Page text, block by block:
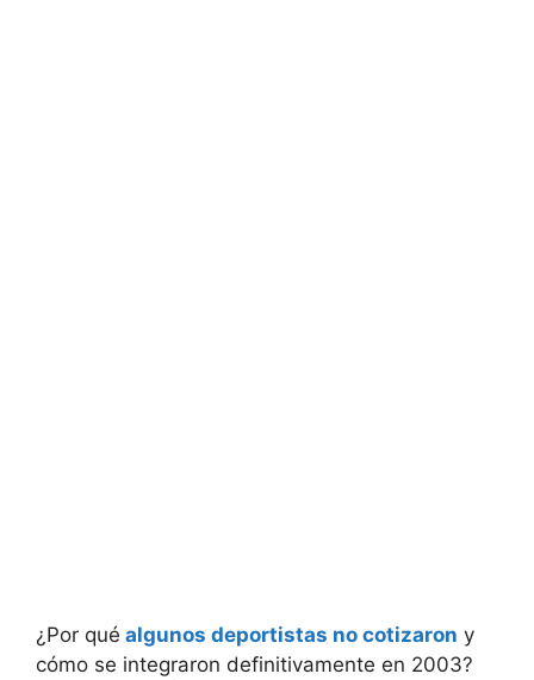
¿Por qué algunos deportistas no cotizaron y
cómo se integraron definitivamente en 2003?